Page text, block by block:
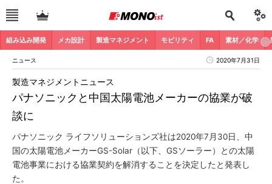
組み込み開発 メカ設計 製造マネジメント モビリティ FA 素材／化学
ニュース 2020年7月31日
パナソニックと中国太陽電池メーカーの協業が破
談に
製造マネジメントニュース
パナソニック ライフソリューションズ社は2020年7月30日、中
国の太陽電池メーカーGS-Solar（以下、GSソーラー）との太陽
電池事業における協業契約を解消することを決定したと発表し
た。